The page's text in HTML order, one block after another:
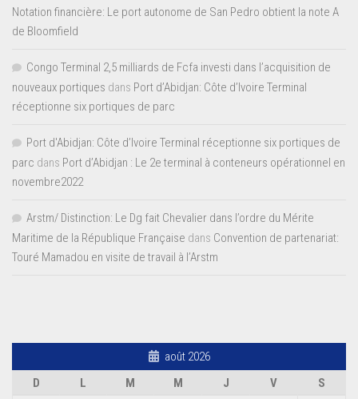
Notation financière: Le port autonome de San Pedro obtient la note A
de Bloomfield
Congo Terminal 2,5 milliards de Fcfa investi dans l’acquisition de
nouveaux portiques dans Port d’Abidjan: Côte d’Ivoire Terminal
réceptionne six portiques de parc
Port d'Abidjan: Côte d’Ivoire Terminal réceptionne six portiques de
parc dans Port d’Abidjan : Le 2e terminal à conteneurs opérationnel en
novembre2022
Arstm/ Distinction: Le Dg fait Chevalier dans l’ordre du Mérite
Maritime de la République Française dans Convention de partenariat:
Touré Mamadou en visite de travail à l’Arstm
août 2026
D
L M M J V
S